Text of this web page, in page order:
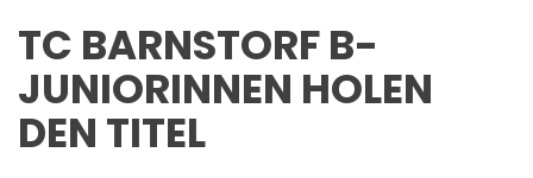
TC BARNSTORF B-
JUNIORINNEN HOLEN
DEN TITEL